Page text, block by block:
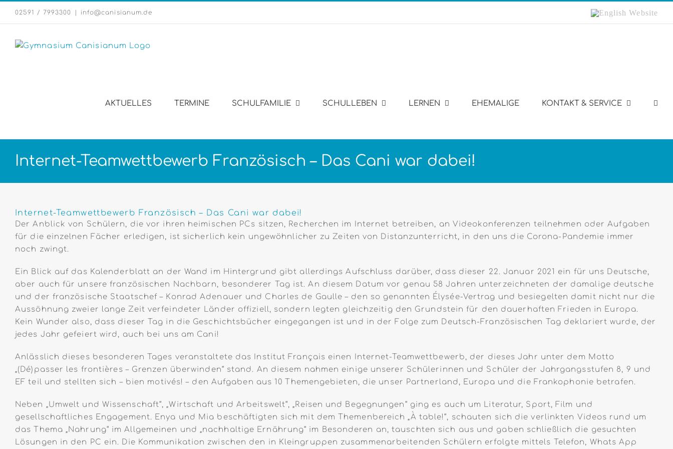
02591 / 7993300 info@canisianum.de
English
AKTUELLES TERMINE SCHULFAMILIE SCHULLEBEN LERNEN EHEMALIGE KONTAKT & SERVICE
Internet-Teamwettbewerb Französisch – Das Cani war dabei!
grösseres
Bild
Internet-Teamwettbewerb Französisch – Das Cani war dabei!
Der Anblick von Schülern, die vor ihren heimischen PCs sitzen, Recherchen im Internet betreiben, an Videokonferenzen teilnehmen oder Aufgaben
für die einzelnen Fächer erledigen, ist sicherlich kein ungewöhnlicher zu Zeiten von Distanzunterricht, in den uns die Corona-Pandemie immer
noch zwingt.
Ein Blick auf das Kalenderblatt an der Wand im Hintergrund gibt allerdings Aufschluss darüber, dass dieser 22. Januar 2021 ein für uns Deutsche,
aber auch für unsere französischen Nachbarn, besonderer Tag ist. An diesem Datum vor genau 58 Jahren unterzeichneten der damalige deutsche
und der französische Staatschef – Konrad Adenauer und Charles de Gaulle – den so genannten Élysée-Vertrag und besiegelten damit nicht nur die
Aussöhnung zweier lange Zeit verfeindeter Länder offiziell, sondern legten gleichzeitig den Grundstein für den dauerhaften Frieden in Europa.
Kein Wunder also, dass dieser Tag in die Geschichtsbücher eingegangen ist und in der Folge zum Deutsch-Französischen Tag deklariert wurde, der
jedes Jahr gefeiert wird, auch bei uns am Cani!
Anlässlich dieses besonderen Tages veranstaltete das Institut Français einen Internet-Teamwettbewerb, der dieses Jahr unter dem Motto
„(Dé)passer les frontières – Grenzen überwinden“ stand. An diesem nahmen einige unserer Schülerinnen und Schüler der Jahrgangsstufen 8, 9 und
EF teil und stellten sich – bien motivés! – den Aufgaben aus 10 Themengebieten, die unser Partnerland, Europa und die Frankophonie betrafen.
Neben „Umwelt und Wissenschaft“, „Wirtschaft und Arbeitswelt“, „Reisen und Begegnungen“ ging es auch um Literatur, Sport, Film und
gesellschaftliches Engagement. Enya und Mia beschäftigten sich mit dem Themenbereich „À table!“, schauten sich die verlinkten Videos rund um
das Thema „Nahrung“ im Allgemeinen und „nachhaltige Ernährung“ im Besonderen an, tauschten sich aus und gaben schließlich die gesuchten
Lösungen in den PC ein. Die Kommunikation zwischen den in Kleingruppen zusammenarbeitenden Schülern erfolgte mittels Telefon, Whats App